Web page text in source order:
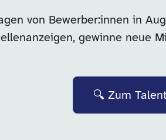
von Bewerber:innen in
gewinne neue
🔍 Zum